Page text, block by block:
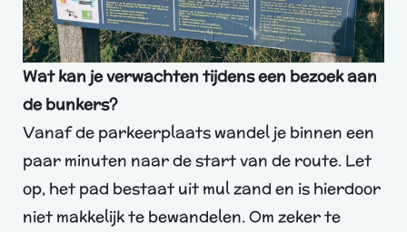
Wat kan je verwachten tijdens een bezoek aan
de bunkers?
Vanaf de parkeerplaats wandel je binnen een
paar minuten naar de start van de route. Let
op, het pad bestaat uit mul zand en is hierdoor
niet makkelijk te bewandelen. Om zeker te